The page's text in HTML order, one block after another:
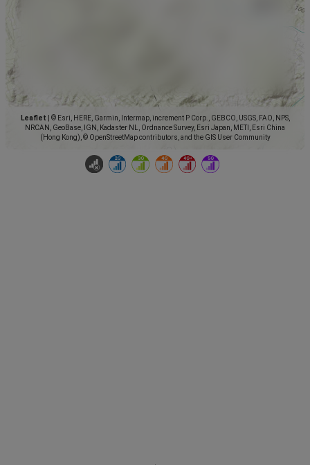
Leaflet
© Esri, HERE, Garmin, Intermap, increment P Corp., GEBCO, USGS, FAO, NPS,
NRCAN, GeoBase, IGN, Kadaster NL, Ordnance Survey, Esri Japan, METI, Esri China
(Hong Kong), © OpenStreetMap contributors, and the GIS User Community